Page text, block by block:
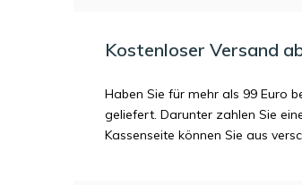
Kostenloser Versand
Haben Sie für mehr als 99 Euro
geliefert. Darunter zahlen Sie
Kassenseite können Sie aus